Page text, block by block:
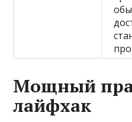
Мощный
лайфхак